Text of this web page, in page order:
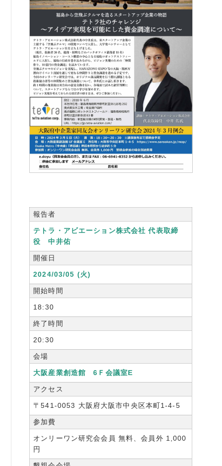
06-6944-1251
FAX: 06-6941-8352
大阪市中央区農人橋2丁目-1-30 谷町八木ビル4F
報告者
テトラ・アビエーション株式会社 代表取締
役 中井佑
開催日
2024/03/05 (火)
開始時間
18:30
終了時間
20:30
会場
大阪産業創造館 6Ｆ会議室E
アクセス
〒541-0053 大阪府大阪市中央区本町1-4-5
参加費
オンリーワン研究会会員 無料、会員外 1,000
円